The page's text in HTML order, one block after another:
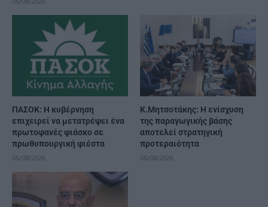
ΠΑΣΟΚ: Η κυβέρνηση
επιχειρεί να μετατρέψει ένα
πρωτοφανές φιάσκο σε
πρωθυπουργική φιέστα
06/08/2026
Κ.Μητσοτάκης: Η ενίσχυση
της παραγωγικής βάσης
αποτελεί στρατηγική
προτεραιότητα
06/08/2026